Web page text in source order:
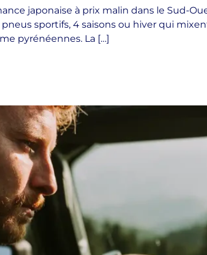
japonaise à prix malin dans le Sud-
sportifs, 4 saisons ou hiver qui
pyrénéennes. La […]